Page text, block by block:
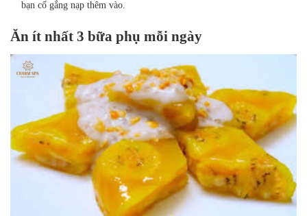
bạn cố gắng nạp thêm vào.
Ăn ít nhất 3 bữa phụ mỗi ngày